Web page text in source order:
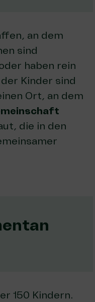
an dem
sind
haben rein
Kinder sind
Ort, an dem
die in den
150 Kindern.